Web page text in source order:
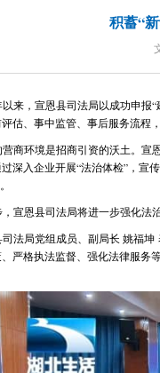
积蓄“
以来，宣恩县司法局以成功申报
估、事中监管、事后服务流程
商环境是招商引资的沃土。宣
深入企业开展“法治体检”，宣
宣恩县司法局将进一步强化法
法局党组成员、副局长 姚福
严格执法监督、强化法律服务